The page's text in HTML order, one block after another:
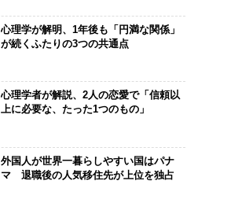
心理学が解明、1年後も「円満な関係」
が続くふたりの3つの共通点
心理学者が解説、2人の恋愛で「信頼以
上に必要な、たった1つのもの」
外国人が世界一暮らしやすい国はパナ
マ 退職後の人気移住先が上位を独占